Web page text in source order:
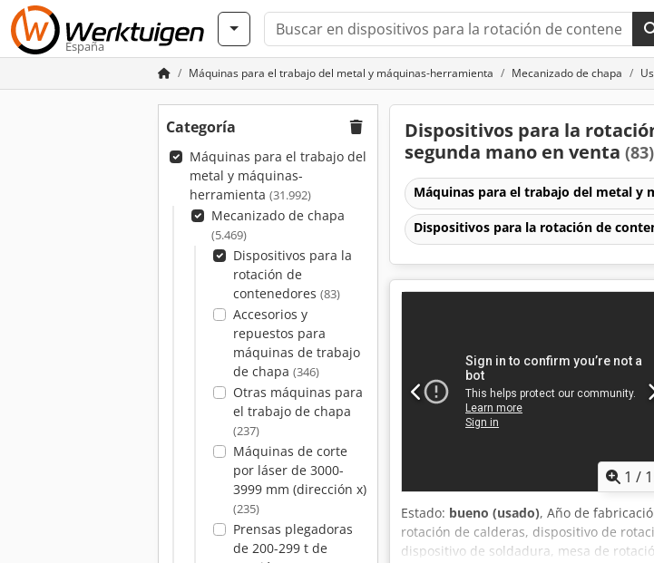
España
Máquinas para el trabajo del metal y máquinas-herramienta Mecanizado de chapa
Categoría
Máquinas para el trabajo del
metal y máquinas-
herramienta (31.992)
Mecanizado de chapa
(5.469)
Dispositivos para la
rotación de
contenedores (83)
Accesorios y
repuestos para
máquinas de trabajo
de chapa (346)
Otras máquinas para
el trabajo de chapa
(237)
Máquinas de corte
por láser de 3000-
3999 mm (dirección x)
(235)
Prensas plegadoras
de 200-299 t de
Dispositivos para la
segunda mano en venta (83)
Máquinas para el trabajo del metal y
Dispositivos para la rotación de
1 /
Estado: bueno (usado), Año de
rotación de calderas, dispositivo de
dispositivo de soldadura, mesa de